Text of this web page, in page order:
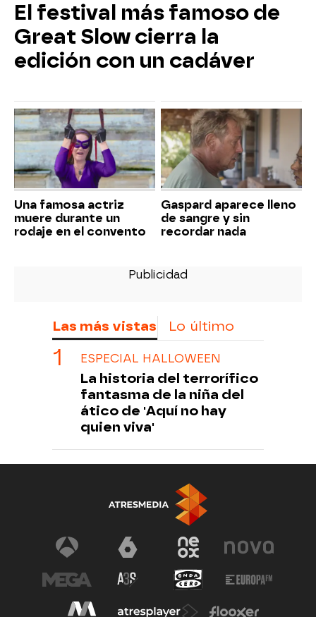
El festival más famoso de
Great Slow cierra la
edición con un cadáver
Una famosa actriz
muere durante un
rodaje en el convento
Gaspard aparece lleno
de sangre y sin
recordar nada
Las más vistas Lo último
ESPECIAL HALLOWEEN
La historia del terrorífico
fantasma de la niña del
ático de 'Aquí no hay
quien viva'